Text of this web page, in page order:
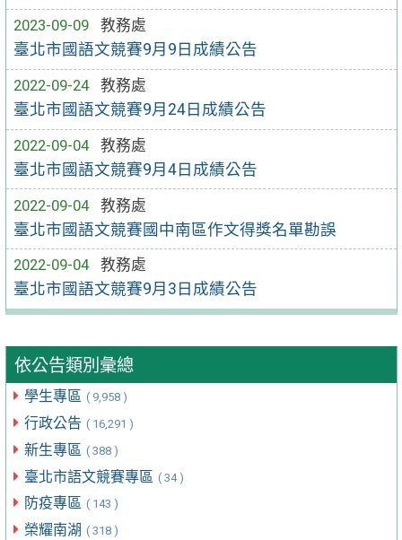
2023-09-09
教務處
臺北市國語文競賽9月9日成績公告
2022-09-24
教務處
臺北市國語文競賽9月24日成績公告
2022-09-04
教務處
臺北市國語文競賽9月4日成績公告
2022-09-04
教務處
臺北市國語文競賽國中南區作文得獎名單勘誤
2022-09-04
教務處
臺北市國語文競賽9月3日成績公告
依公告類別彙總
學生專區 ( 9,958 )
行政公告 ( 16,291 )
新生專區 ( 388 )
臺北市語文競賽專區 ( 34 )
防疫專區 ( 143 )
榮耀南湖 ( 318 )